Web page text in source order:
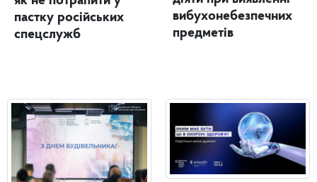
пастку російських
спецслужб
вибухонебезпечних
предметів